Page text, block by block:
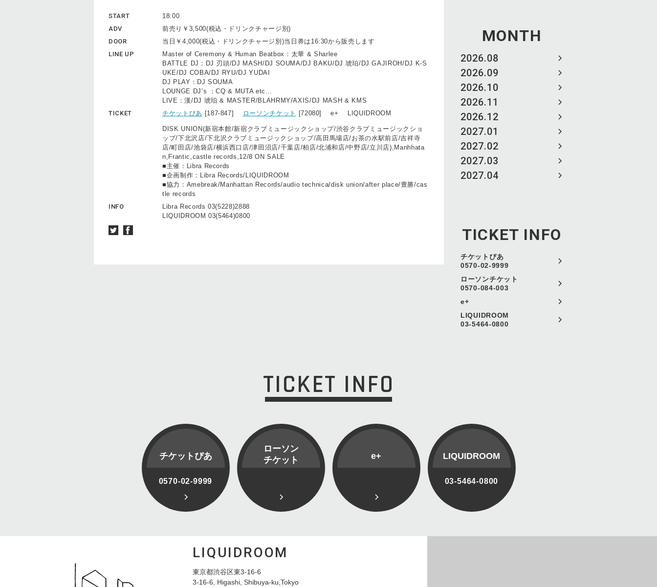
MONTH
2026.08
2026.09
2026.10
2026.11
2026.12
2027.01
2027.02
2027.03
2027.04
TICKET INFO
チケットぴあ
0570-02-9999
ローソンチケット
0570-084-003
e+
LIQUIDROOM
03-5464-0800
START
18:00
ADV
前売り￥3,500(税込・ドリンクチャージ別)
DOOR
当日￥4,000(税込・ドリンクチャージ別)当日券は16:30から販売します
LINE UP
Master of Ceremony & Human Beatbox：太華 & Sharlee
BATTLE DJ：DJ 刃頭/DJ MASH/DJ SOUMA/DJ BAKU/DJ 琥珀/DJ GAJIROH/DJ K-S
UKE/DJ COBA/DJ RYU/DJ YUDAI
DJ PLAY：DJ SOUMA
LOUNGE DJ’s ：CQ & MUTA etc…
LIVE：漢/DJ 琥珀 & MASTER/BLAHRMY/AXIS/DJ MASH & KMS
TICKET
チケットぴあ [187-847] ローソンチケット [72080] e+ LIQUIDROOM
DISK UNION(新宿本館/新宿クラブミュージックショップ/渋谷クラブミュージックショ
ップ/下北沢店/下北沢クラブミュージックショップ/高田馬場店/お茶の水駅前店/吉祥寺
店/町田店/池袋店/横浜西口店/津田沼店/千葉店/柏店/北浦和店/中野店/立川店),Manhhata
n,Frantic,castle records,12/8 ON SALE
■主催：Libra Records
■企画制作：Libra Records/LIQUIDROOM
■協力：Amebreak/Manhattan Records/audio technica/disk union/after place/豊勝/cas
tle records
INFO
Libra Records 03(5228)2888
LIQUIDROOM 03(5464)0800
TICKET INFO
チケットぴあ
0570-02-9999
ローソン
チケット
e+ LIQUIDROOM
03-5464-0800
LIQUIDROOM
東京都渋谷区東3-16-6
3-16-6, Higashi, Shibuya-ku,Tokyo